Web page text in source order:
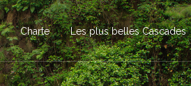
Charte Les plus belles Cascades